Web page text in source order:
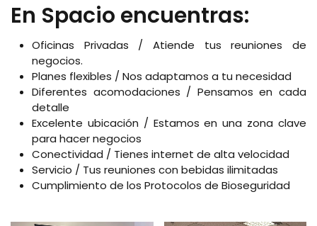
En Spacio encuentras:
Oficinas Privadas / Atiende tus reuniones de
negocios.
Planes flexibles / Nos adaptamos a tu necesidad
Diferentes acomodaciones / Pensamos en cada
detalle
Excelente ubicación / Estamos en una zona clave
para hacer negocios
Conectividad / Tienes internet de alta velocidad
Servicio / Tus reuniones con bebidas ilimitadas
Cumplimiento de los Protocolos de Bioseguridad